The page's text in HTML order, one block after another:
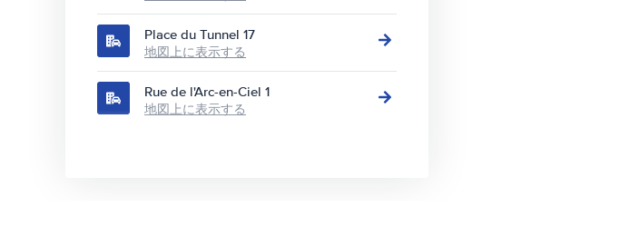
Place du Tunnel 17
地図上に表示する
Rue de l'Arc-en-Ciel 1
地図上に表示する